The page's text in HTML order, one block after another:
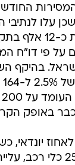
כלי רכב בלבד,
על פי דו"ח
בהיקף
יונדאי,